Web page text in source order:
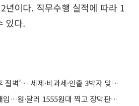
년이다. 직무수행 실적에 따라 1
있다.
국민연금만으론 ‘노후 절벽’… 세제·비과세·인출 3박자 맞춰야
당국·국민연금 강력개입…원·달러 1555원대 찍고 장막판 하락